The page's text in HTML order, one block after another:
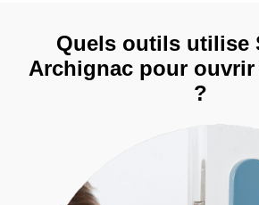
Quels outils utilise
Archignac pour
?